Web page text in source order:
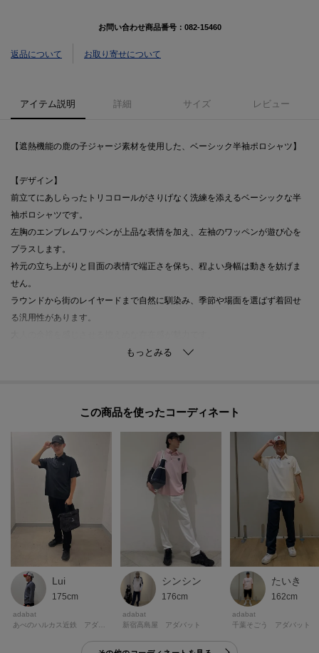
お問い合わせ商品番号： 082-15460
返品について お取り寄せについて
アイテム説明 詳細 サイズ レビュー
【遮熱機能の鹿の子ジャージ素材を使用した、ベーシック半袖ポロシャツ】
【デザイン】
前立てにあしらったトリコロールがさりげなく洗練を添えるベーシックな半
袖ポロシャツです。
左胸のエンブレムワッペンが上品な表情を加え、左袖のワッペンが遊び心を
プラスします。
衿元の立ち上がりと目面の表情で端正さを保ち、程よい身幅は動きを妨げま
せん。
ラウンドから街のレイヤードまで自然に馴染み、季節や場面を選ばず着回せ
る汎用性があります。
編み目による程よいハリで衿や肩の形を美しくキープ。
吸水速乾とUV機能によりプレー中の汗や紫外線対策に富んでいます。
素材表面の微細な凹凸が肌離れを良くしべたつきを抑えます。
シワになりにくく軽量で携行性も高く、頻繁なケアにも強い仕様で長く清潔
感ある着こなしを保てます。
※この製品は、吸水速乾効果のある素材を使用しています。この効果は永久
的ではありません。
※この製品は、太陽光線中の紫外線（UV）を通しにくくします。この効果は
永久的ではありません。
※この商品はサンプルを使用して撮影しております。デザインや配色などが
実際の商品とは一部異なる場合がございますのでご了承ください。
この商品を使った
Lui
175cm
adabat
シンシン
176cm
adabat
新宿高島屋 アダバット
たいき
162cm
adabat
千葉そごう アダバット